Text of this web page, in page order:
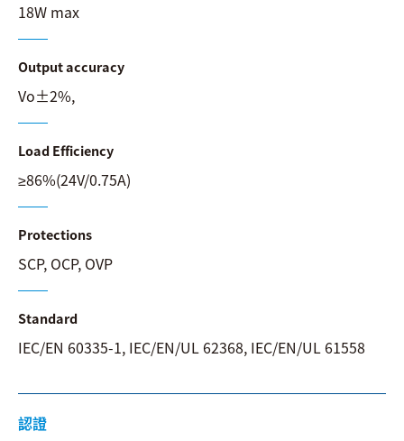
18W max
Output accuracy
Vo±2%,
Load Efficiency
≥86%(24V/0.75A)
Protections
SCP, OCP, OVP
Standard
IEC/EN 60335-1, IEC/EN/UL 62368, IEC/EN/UL 61558
認證